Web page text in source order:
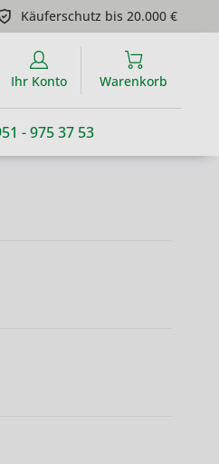
Käuferschutz bis 20.000 €
- 975 37 53
Ihr Konto Warenkorb